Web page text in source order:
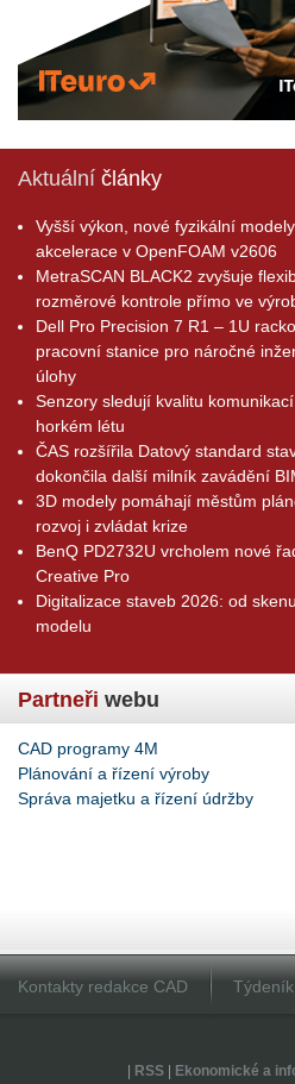
Aktuální články
Vyšší výkon, nové fyzikální
akcelerace v OpenFOAM v2606
MetraSCAN BLACK2 zvyšuje
rozměrové kontrole přímo ve
Dell Pro Precision 7 R1 – 1U
pracovní stanice pro náročné
úlohy
Senzory sledují kvalitu
horkém létu
ČAS rozšířila Datový standard
dokončila další milník zavádění
3D modely pomáhají městům
rozvoj i zvládat krize
BenQ PD2732U vrcholem nové
Creative Pro
Digitalizace staveb 2026: od
modelu
Partneři webu
CAD programy 4M
Plánování a řízení výroby
Správa majetku a řízení údržby
Kontakty redakce CAD
RSS| Ekonomické a